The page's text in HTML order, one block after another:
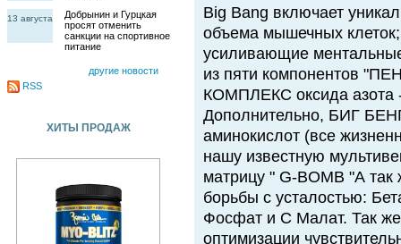
13 августа
Добрынин и Гурцкая
просят отменить
санкции на спортивное
питание
другие новости
RSS
ХИТЫ ПРОДАЖ
Big Bang включает
объема мышечных
усиливающие
из пяти компонентов
КОМПЛЕКС оксида
Дополнительно, БИГ
аминокислот (все
нашу известную
матрицу " G-BOMB "А
борьбы с усталостью:
Фосфат и С Малат. Так
оптимизации